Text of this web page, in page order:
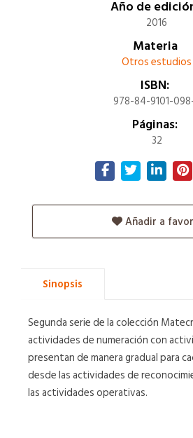
Año de
2016
Materia
Otros estudios
ISBN:
978-84-9101-
Páginas:
32
Añadir a
Sinopsis
Segunda serie de la colección
actividades de numeración con
presentan de manera gradual para
desde las actividades de
las actividades operativas.